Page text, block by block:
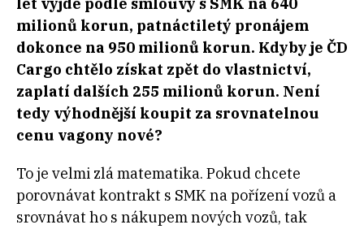
let vyjde podle smlouvy s SMK na 640
milionů korun, patnáctiletý pronájem
dokonce na 950 milionů korun. Kdyby je ČD
Cargo chtělo získat zpět do vlastnictví,
zaplatí dalších 255 milionů korun. Není
tedy výhodnější koupit za srovnatelnou
cenu vagony nové?
To je velmi zlá matematika. Pokud chcete
porovnávat kontrakt s SMK na pořízení vozů a
srovnávat ho s nákupem nových vozů, tak